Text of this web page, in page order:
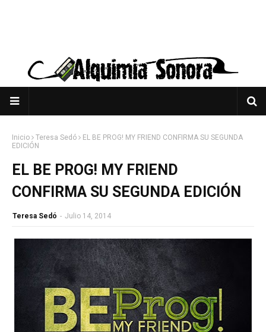
Inicio Teresa Sedó
EL BE PROG! MY FRIEND CONFIRMA SU SEGUNDA
EDICIÓN
EL BE PROG! MY FRIEND
CONFIRMA SU SEGUNDA EDICIÓN
Teresa Sedó - Julio 14, 2014